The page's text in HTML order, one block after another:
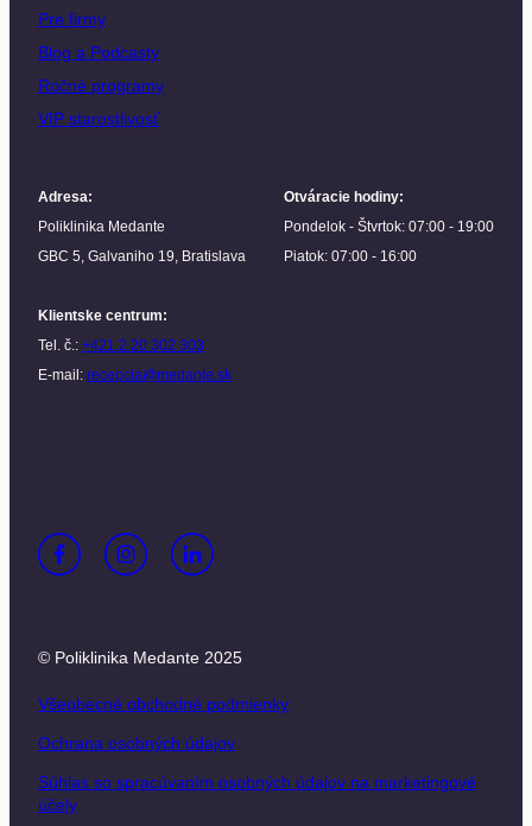
Pre firmy
Blog a Podcasty
Ročné programy
VIP starostlivosť
Adresa:
Poliklinika Medante
GBC 5, Galvaniho 19, Bratislava
Otváracie hodiny:
Pondelok - Štvrtok: 07:00 - 19:00
Piatok: 07:00 - 16:00
Klientske centrum:
Tel. č.: +421 2 20 302 303
E-mail: recepcia@medante.sk
© Poliklinika Medante 2025
Všeobecné obchodné podmienky
Ochrana osobných údajov
Súhlas so spracúvaním osobných údajov na marketingové
účely